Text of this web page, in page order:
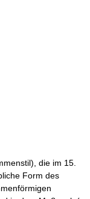
die im 15.
Form des